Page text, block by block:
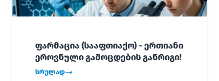
ფარმაცია (სააფთიაქო) - ერთიანი
ეროვნული გამოცდების განრიგი!
სრულად